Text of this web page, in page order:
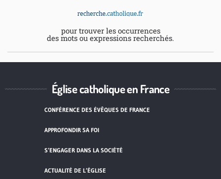
pour trouver les occurrences
des mots ou expressions recherchés.
Église catholique en France
CONFÉRENCE DES ÉVÊQUES DE FRANCE
APPROFONDIR SA FOI
S’ENGAGER DANS LA SOCIÉTÉ
ACTUALITÉ DE L’ÉGLISE